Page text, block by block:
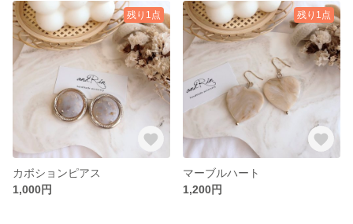
残り1点
カボションピアス
1,000円
残り1点
マーブルハート
1,200円